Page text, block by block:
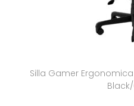
Silla Gamer Ergonomica